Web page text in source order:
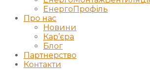
ЕнергоПрофіль
Про нас
Новини
Кар’єра
Блог
Партнерство
Контакти